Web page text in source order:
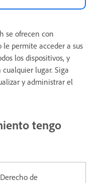
se ofrecen con
permite acceder a sus
los dispositivos, y
lugar. Siga
y administrar el
tengo
Derecho de